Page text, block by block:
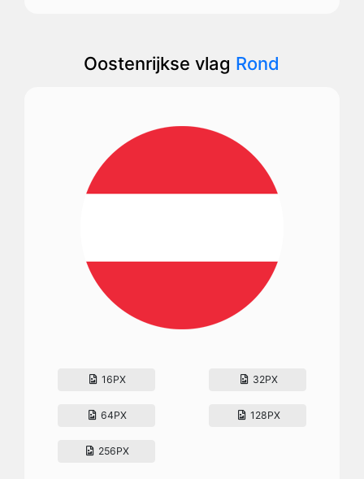
Oostenrijkse vlag Rond
16PX 32PX
64PX 128PX
256PX